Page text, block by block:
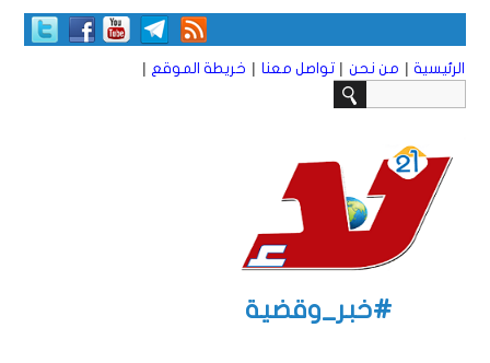
الرئيسية | من نحن | تواصل معنا | خريطة الموقع |
#خبر_وقضية